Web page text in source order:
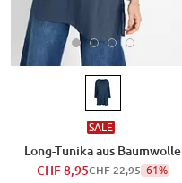
SALE
Long-Tunika aus Baumwolle
CHF 8,95CHF 22,95-61%